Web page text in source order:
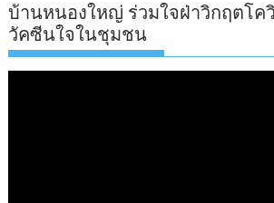
บ้านหนองใหญ่ ร่วมใจฝ่าวิกฤตโค
วัคซีนใจในชุมชน